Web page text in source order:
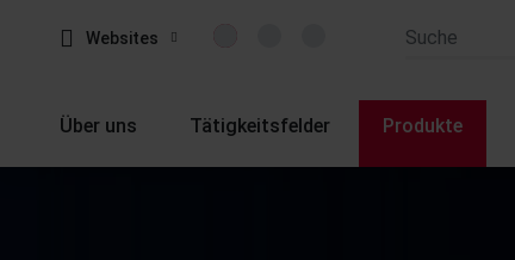
Websites
Über uns Tätigkeitsfelder Produkte